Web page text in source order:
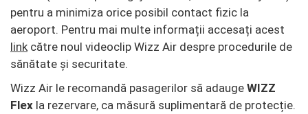
pentru a minimiza orice posibil contact fizic la
aeroport. Pentru mai multe informații accesați acest
link către noul videoclip Wizz Air despre procedurile de
sănătate și securitate.
Wizz Air le recomandă pasagerilor să adauge WIZZ
Flex la rezervare, ca măsură suplimentară de protecție.